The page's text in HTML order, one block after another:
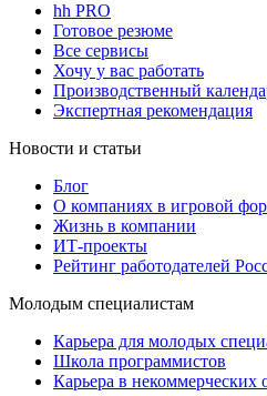
hh PRO
Готовое резюме
Все сервисы
Хочу у вас работать
Производственный
Экспертная рекомендация
Новости и статьи
Блог
О компаниях в игровой
Жизнь в компании
ИТ-проекты
Рейтинг работодателей
Молодым специалистам
Карьера для молодых
Школа программистов
Карьера в некоммерческих